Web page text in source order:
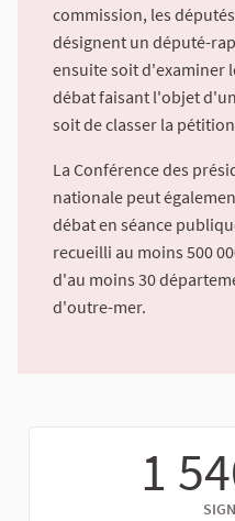
commission, les
désignent un député-
ensuite soit d'examiner
débat faisant l'objet
soit de classer la
La Conférence des
nationale peut
débat en séance
recueilli au moins 500
d'au moins 30
d'outre-mer.
1